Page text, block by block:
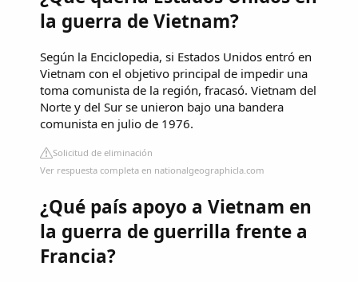
la guerra de Vietnam?
Según la Enciclopedia, si Estados Unidos entró en
Vietnam con el objetivo principal de impedir una
toma comunista de la región, fracasó. Vietnam del
Norte y del Sur se unieron bajo una bandera
comunista en julio de 1976.
Solicitud de eliminación
Ver respuesta completa en nationalgeographicla.com
¿Qué país apoyo a Vietnam en
la guerra de guerrilla frente a
Francia?